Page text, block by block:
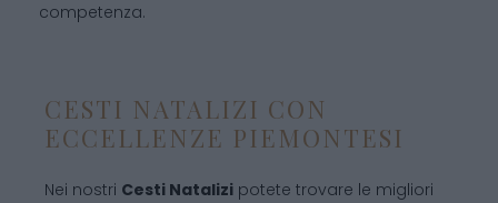
competenza.
CESTI NATALIZI CON
ECCELLENZE PIEMONTESI
Nei nostri Cesti Natalizi potete trovare le migliori